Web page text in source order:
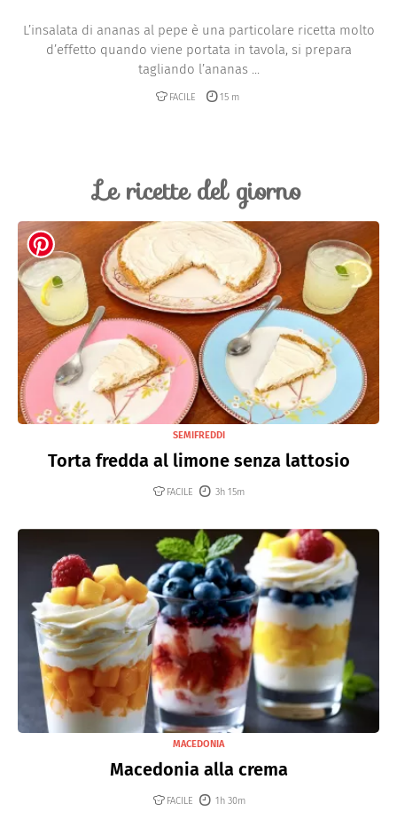
L’insalata di ananas al pepe è una particolare ricetta molto
d’effetto quando viene portata in tavola, si prepara
tagliando l’ananas ...
FACILE 15 m
Le ricette del giorno
SEMIFREDDI
Torta fredda al limone senza lattosio
FACILE 3h 15m
MACEDONIA
Macedonia alla crema
FACILE 1h 30m